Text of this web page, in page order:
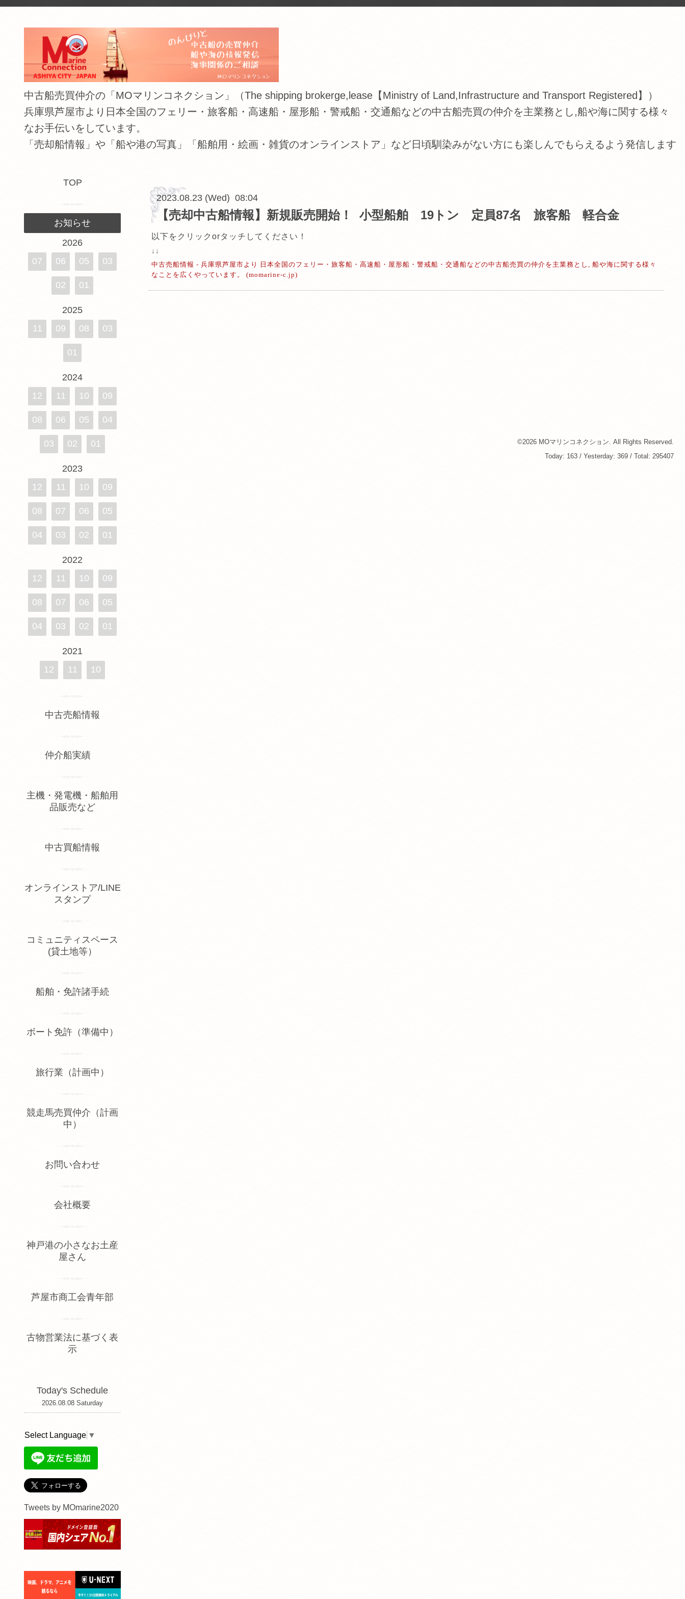
中古船売買仲介の「MOマリンコネクション」（The shipping brokerge,lease【Ministry of Land,Infrastructure and Transport Registered】）
兵庫県芦屋市より日本全国のフェリー・旅客船・高速船・屋形船・警戒船・交通船などの中古船売買の仲介を主業務とし,船や海に関する様々
なお手伝いをしています。
「売却船情報」や「船や港の写真」「船舶用・絵画・雑貨のオンラインストア」など日頃馴染みがない方にも楽しんでもらえるよう発信します
2023.08.23 (Wed) 08:04
【売却中古船情報】新規販売開始！ 小型船舶 19トン 定員87名 旅客船 軽合金
以下をクリックorタッチしてください！
↓↓
中古売船情報 - 兵庫県芦屋市より 日本全国のフェリー・旅客船・高速船・屋形船・警戒船・交通船などの中古船売買の仲介を主業務とし, 船や海に関する様々
なことを広くやっています。 (momarine-c.jp)
©2026 MOマリンコネクション. All Rights Reserved.
Today: 163 / Yesterday: 369 / Total: 295407
TOP
お知らせ
2026
07
06 05 03
02 01
2025
11
09 08 03
01
2024
12
11 10 09
08 06 05 04
03 02 01
2023
12
11 10 09
08 07 06 05
04 03 02 01
2022
12
11 10 09
08 07 06 05
04 03 02 01
2021
12
11 10
中古売船情報
仲介船実績
主機・発電機・船舶用
品販売など
中古買船情報
オンラインストア/LINE
スタンプ
コミュニティスペース
(貸土地等）
船舶・免許諸手続
ボート免許（準備中）
旅行業（計画中）
競走馬売買仲介（計画
中）
お問い合わせ
会社概要
神戸港の小さなお土産
屋さん
芦屋市商工会青年部
古物営業法に基づく表
示
Today's Schedule
2026.08.08 Saturday
Select Language ▼
Tweets by MOmarine2020